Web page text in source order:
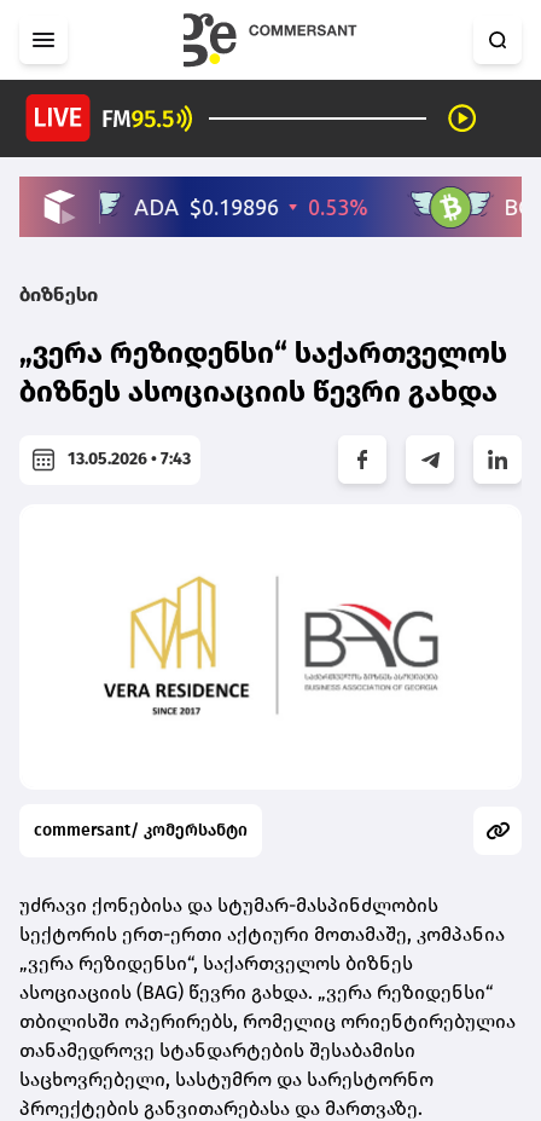
ბიზნესი
„ვერა რეზიდენსი“ საქართველოს
ბიზნეს ასოციაციის წევრი გახდა
13.05.2026 • 7:43
commersant/ კომერსანტი
უძრავი ქონებისა და სტუმარ-მასპინძლობის
სექტორის ერთ-ერთი აქტიური მოთამაშე, კომპანია
„ვერა რეზიდენსი“, საქართველოს ბიზნეს
ასოციაციის (BAG) წევრი გახდა. „ვერა რეზიდენსი“
თბილისში ოპერირებს, რომელიც ორიენტირებულია
თანამედროვე სტანდარტების შესაბამისი
საცხოვრებელი, სასტუმრო და სარესტორნო
პროექტების განვითარებასა და მართვაზე.